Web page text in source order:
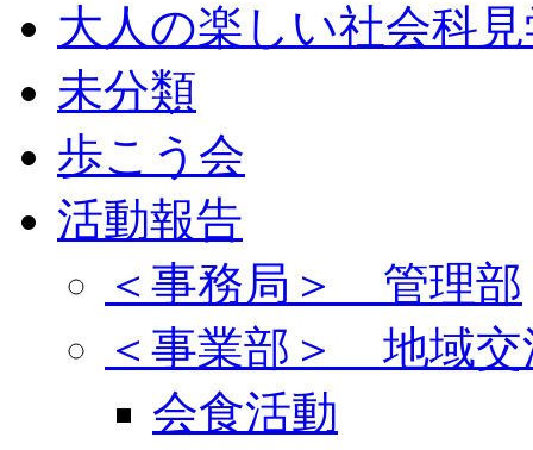
大人の楽しい社会科
未分類
歩こう会
活動報告
＜事務局＞ 管理部
＜事業部＞ 地域交
会食活動